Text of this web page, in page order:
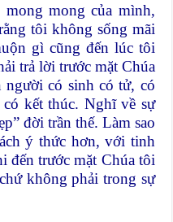
mong của mình,
tôi không sống mãi
gì cũng đến lúc tôi
trả lời trước mặt Chúa
người có sinh có tử, có
kết thúc. Nghĩ về sự
đời trần thế. Làm sao
ý thức hơn, với tinh
đến trước mặt Chúa tôi
không phải trong sự